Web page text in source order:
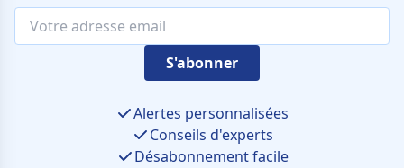
S'abonner
Alertes personnalisées
Conseils d'experts
Désabonnement facile